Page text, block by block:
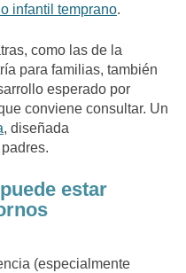
infantil temprano.
como las de la
para familias, también
esperado por
conviene consultar. Un
, diseñada
estar
(especialmente